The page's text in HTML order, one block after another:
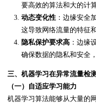
要高效的算法和大的计
动态变化性 ：边缘安全
这导致网络流量的特征
隐私保护要求高 ：边缘
确保数据的隐私和安全
三、机器学习在异常流量检
（一）自适应学习能力
机器学习算法能够从大量的